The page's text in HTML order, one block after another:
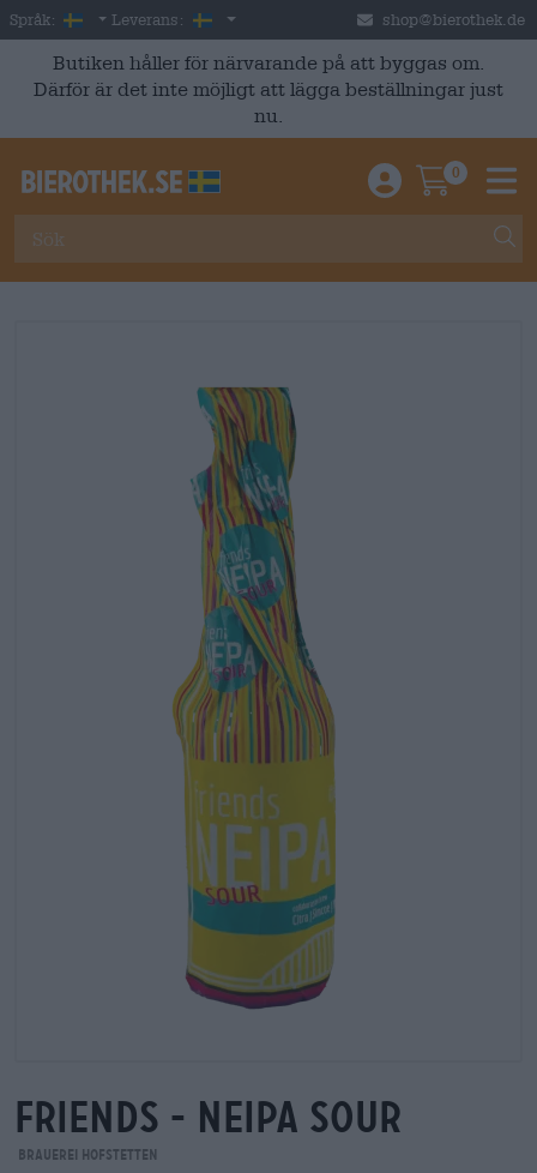
Skip to main content
Språk: Swedish
Leverans: Sverige shop@bierothek.de
Butiken håller för närvarande på att byggas om.
Därför är det inte möjligt att lägga beställningar just
nu.
Einloggen /
0
friends - neipa sour
Brauerei Hofstetten